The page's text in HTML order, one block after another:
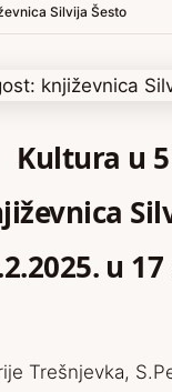
Silvija Šesto
Kultura u 5
u
Trešnjevka,